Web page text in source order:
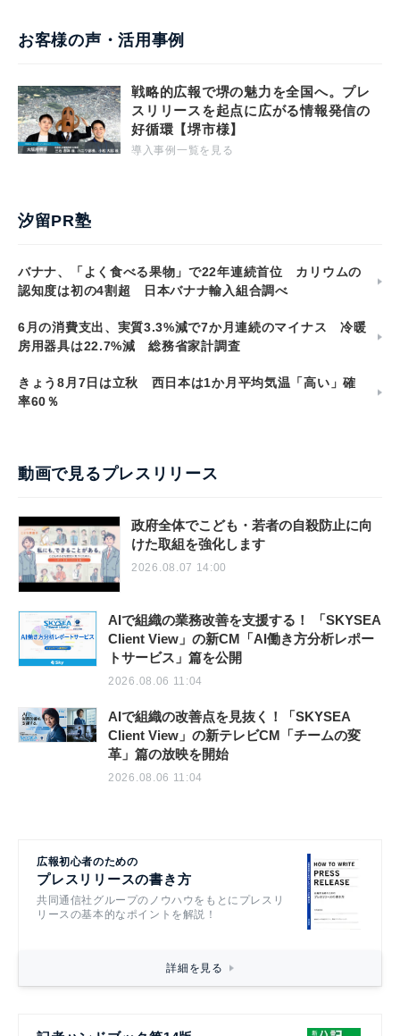
お客様の声・活用事例
戦略的広報で堺の魅力を全国へ。プレ
スリリースを起点に広がる情報発信の
好循環【堺市様】
導入事例一覧を見る
汐留PR塾
バナナ、「よく食べる果物」で22年連続首位 カリウムの
認知度は初の4割超 日本バナナ輸入組合調べ
6月の消費支出、実質3.3%減で7か月連続のマイナス 冷暖
房用器具は22.7%減 総務省家計調査
きょう8月7日は立秋 西日本は1か月平均気温「高い」確
率60％
動画で見るプレスリリース
政府全体でこども・若者の自殺防止に向
けた取組を強化します
2026.08.07 14:00
AIで組織の業務改善を支援する！ 「SKYSEA
Client View」の新CM「AI働き方分析レポー
トサービス」篇を公開
2026.08.06 11:04
AIで組織の改善点を見抜く！「SKYSEA
Client View」の新テレビCM「チームの変
革」篇の放映を開始
2026.08.06 11:04
広報初心者のための
プレスリリースの書き方
共同通信社グループのノウハウをもとにプレスリ
リースの基本的なポイントを解説！
詳細を見る